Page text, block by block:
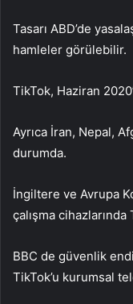
Tasarı ABD’de
hamleler görülebilir.
TikTok, Haziran
Ayrıca İran, Nepal,
durumda.
İngiltere ve Avrupa
çalışma cihazlarında
BBC de güvenlik
TikTok’u kurumsal